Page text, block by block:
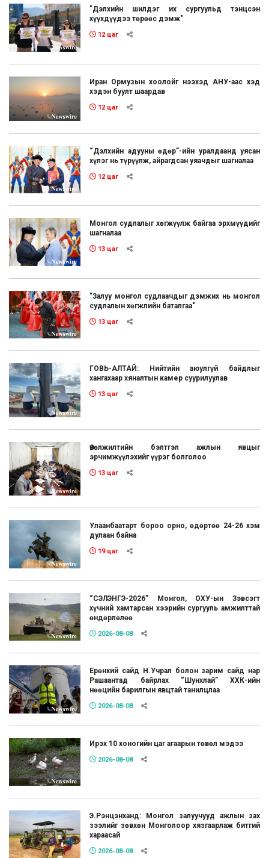
"Дэлхийн шилдэг их сургуульд тэнцсэн
хүүхдүүдээ төрөөс дэмж"
12 цаг
Иран Ормузын хоолойг нээхэд АНУ-аас хэд
хэдэн буулт шаардав
12 цаг
“Дэлхийн адууны өдөр”-ийн уралдаанд уясан
хүлэг нь түрүүлж, айрагдсан уяачдыг шагналаа
12 цаг
Монгол судлалыг хөгжүүлж байгаа эрхмүүдийг
шагналаа
13 цаг
"Залуу монгол судлаачдыг дэмжих нь монгол
судлалын хөгжлийн баталгаа"
13 цаг
ГОВЬ-АЛТАЙ: Нийтийн аюулгүй байдлыг
хангахаар хяналтын камер суурилуулав
13 цаг
Өвөлжилтийн бэлтгэл ажлын явцыг
эрчимжүүлэхийг үүрэг болголоо
13 цаг
Улаанбаатарт бороо орно, өдөртөө 24-26 хэм
дулаан байна
19 цаг
“СЭЛЭНГЭ-2026” Монгол, ОХУ-ын Зэвсэгт
хүчний хамтарсан хээрийн сургууль амжилттай
өндөрлөлөө
2026-08-08
Ерөнхий сайд Н.Учрал болон зарим сайд нар
Рашаантад байрлах “Шунхлай” ХХК-ийн
нөөцийн барилгын явцтай танилцлаа
2026-08-08
Ирэх 10 хоногийн цаг агаарын төвөл мэдээ
2026-08-08
Э.Рэнцэнханд: Монгол залуучууд ажлын зах
зээлийг зөвхөн Монголоор хязгаарлаж битгий
хараасай
2026-08-08